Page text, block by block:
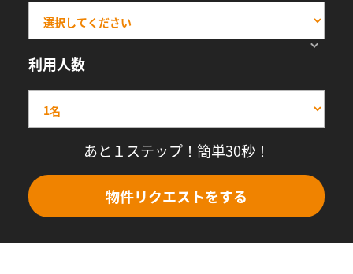
利用人数
あと１ステップ！簡単30秒！
物件リクエストをする